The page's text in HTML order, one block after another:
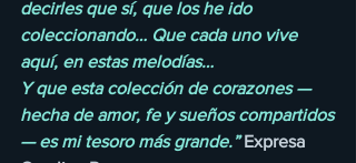
decirles que sí, que los he ido
coleccionando… Que cada uno vive
aquí, en estas melodías…
Y que esta colección de corazones —
hecha de amor, fe y sueños compartidos
— es mi tesoro más grande.” Expresa